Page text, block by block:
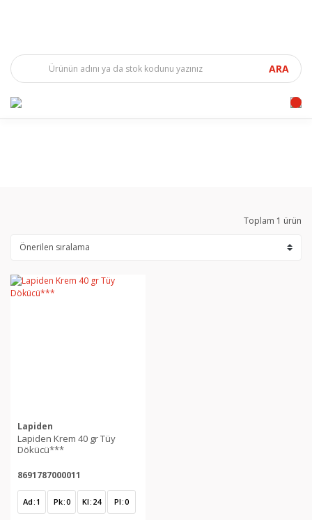
ARA
Toplam 1 ürün
Lapiden
Lapiden Krem 40 gr Tüy
Dökücü***
8691787000011
Ad 1 Pk 0 Kl 24 Pl 0